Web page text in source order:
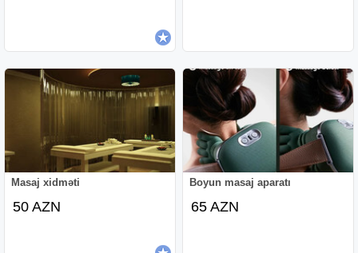
Masaj xidməti
50 AZN
Boyun masaj aparatı
65 AZN